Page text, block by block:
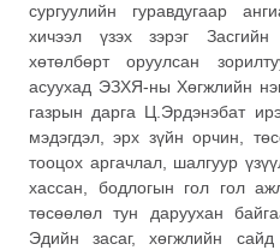
сургуулийн гуравдугаар
хичээл үзэх зэрэг
хөтөлбөрт оруулсан
асуухад ЭЗХЯ-ны Хөгжлийн
газрын дарга Ц.Эрдэнэбат
мэдэгдэл, эрх зүйн орчин,
тооцох аргачлал, шалгуур
хассан, бодлогын гол гол
төсөөлөл тун даруухан
Эдийн засаг, хөгжлийн